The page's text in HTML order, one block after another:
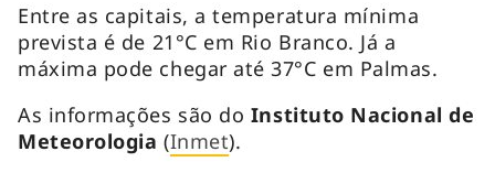
Entre as capitais, a temperatura mínima
prevista é de 21°C em Rio Branco. Já a
máxima pode chegar até 37°C em Palmas.
As informações são do Instituto Nacional de
Meteorologia (Inmet).